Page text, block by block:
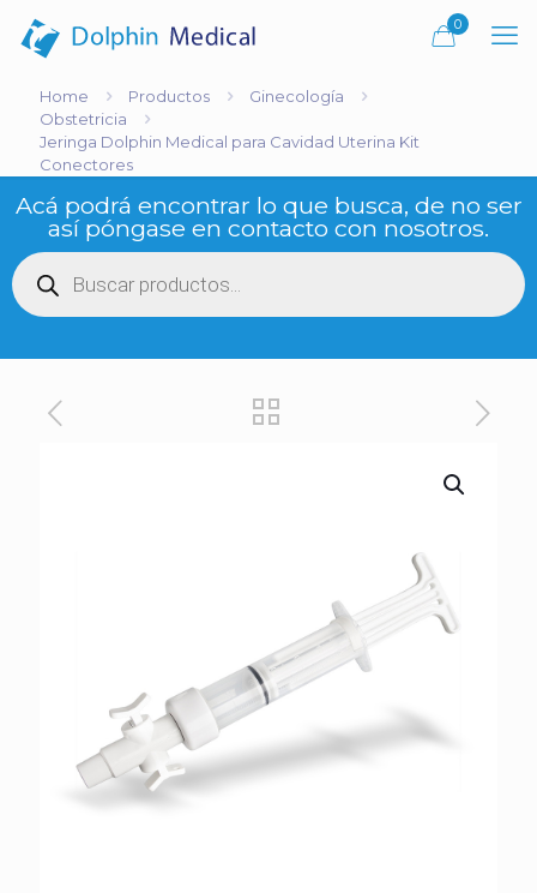
0
Home Productos
Ginecología
Obstetricia
Jeringa Dolphin Medical para Cavidad Uterina Kit
Conectores
Acá podrá encontrar lo que busca, de no ser
así póngase en contacto con nosotros.
Búsqueda
de
productos